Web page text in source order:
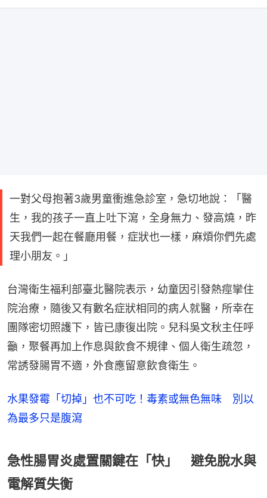
一對父母抱著3歲男童衝進急診室，急切地說：「醫
生，我的孩子一直上吐下瀉，全身無力、發高燒，昨
天我們一起在餐廳用餐，症狀也一樣，麻煩你們先處
理小朋友。」
台灣衛生福利部臺北醫院表示，幼童因引發熱痙攣住
院治療，隨後又有數名症狀相同的病人就醫，所幸在
團隊密切照護下，皆已康復出院。兒科吳文秋主任呼
籲，聚餐再加上作息與飲食不規律、個人衛生疏忽，
常誘發腸胃不適，外食應留意飲食衛生。
水果發霉「切掉」也不可吃！毒素或無色無味 別以
為最多只是腹瀉
急性腸胃炎處置關鍵在「快」 避免脫水與
電解質失衡